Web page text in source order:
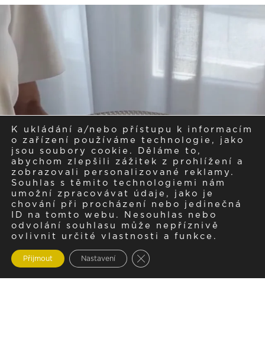
K ukládání a/nebo přístupu k informacím
o zařízení používáme technologie, jako
jsou soubory cookie. Děláme to,
abychom zlepšili zážitek z prohlížení a
zobrazovali personalizované reklamy.
Souhlas s těmito technologiemi nám
umožní zpracovávat údaje, jako je
chování při procházení nebo jedinečná
ID na tomto webu. Nesouhlas nebo
odvolání souhlasu může nepříznivě
ovlivnit určité vlastnosti a funkce.
Přijmout Nastavení Zavřít cookie lištu GDPR